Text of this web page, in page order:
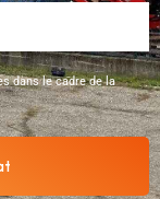
dans le cadre de la